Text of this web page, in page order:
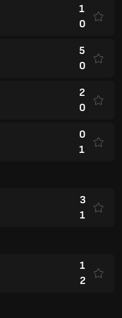
1
0
5
0
2
0
0
1
3
1
1
2